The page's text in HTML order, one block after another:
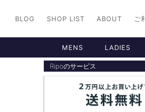
BLOG SHOP LIST ABOUT ご
MENS LADIES
Ripoのサービス